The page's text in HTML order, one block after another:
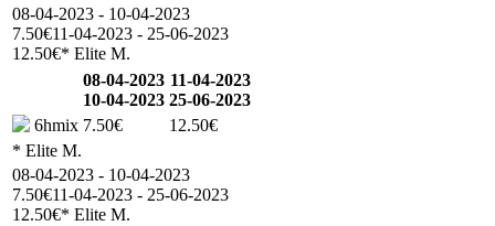
08-04-2023 - 10-04-2023
7.50€11-04-2023 - 25-06-2023
12.50€* Elite M.
08-04-2023
10-04-2023
11-04-2023
25-06-2023
6hmix 7.50€
12.50€
* Elite M.
08-04-2023 - 10-04-2023
7.50€11-04-2023 - 25-06-2023
12.50€* Elite M.